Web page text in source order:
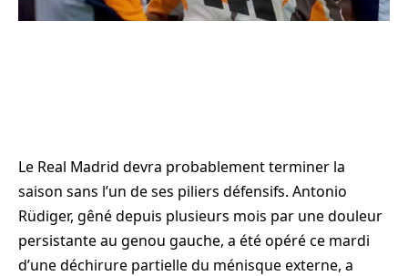
Le Real Madrid devra probablement terminer la
saison sans l’un de ses piliers défensifs. Antonio
Rüdiger, gêné depuis plusieurs mois par une douleur
persistante au genou gauche, a été opéré ce mardi
d’une déchirure partielle du ménisque externe, a